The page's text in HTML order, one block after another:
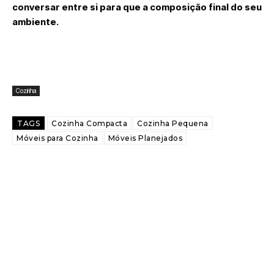
conversar entre si para que a composição final do seu
ambiente.
Cozinha
TAGS Cozinha Compacta
Cozinha Pequena
Móveis para Cozinha
Móveis Planejados